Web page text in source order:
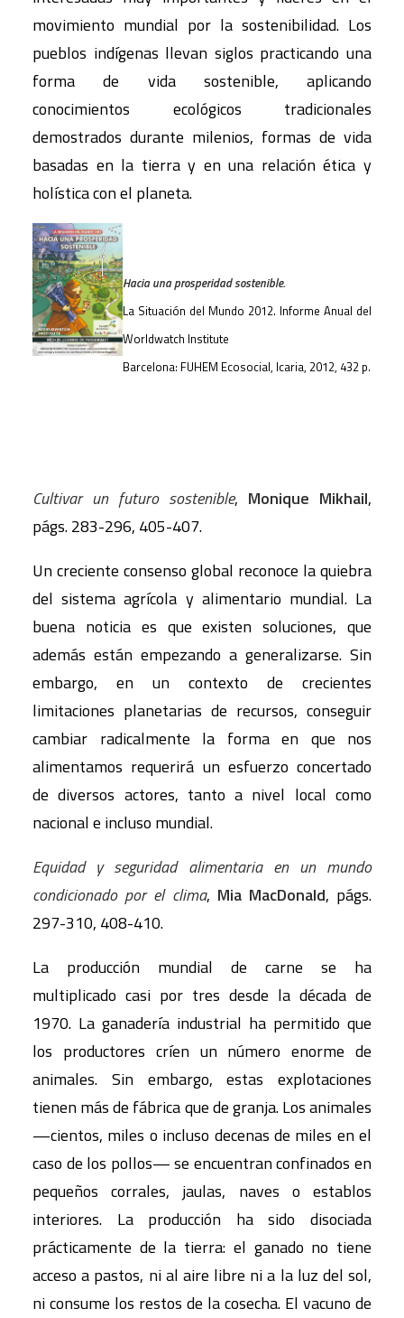
movimiento mundial por la sostenibilidad. Los
pueblos indígenas llevan siglos practicando una
forma de vida sostenible, aplicando
conocimientos ecológicos tradicionales
demostrados durante milenios, formas de vida
basadas en la tierra y en una relación ética y
holística con el planeta.
Hacia una prosperidad sostenible.
La Situación del Mundo 2012. Informe Anual del
Worldwatch Institute
Barcelona: FUHEM Ecosocial, Icaria, 2012, 432 p.
Cultivar un futuro sostenible, Monique Mikhail,
págs. 283-296, 405-407.
Un creciente consenso global reconoce la quiebra
del sistema agrícola y alimentario mundial. La
buena noticia es que existen soluciones, que
además están empezando a generalizarse. Sin
embargo, en un contexto de crecientes
limitaciones planetarias de recursos, conseguir
cambiar radicalmente la forma en que nos
alimentamos requerirá un esfuerzo concertado
de diversos actores, tanto a nivel local como
nacional e incluso mundial.
Equidad y seguridad alimentaria en un mundo
condicionado por el clima, Mia MacDonald, págs.
297-310, 408-410.
La producción mundial de carne se ha
multiplicado casi por tres desde la década de
1970. La ganadería industrial ha permitido que
los productores críen un número enorme de
animales. Sin embargo, estas explotaciones
tienen más de fábrica que de granja. Los animales
—cientos, miles o incluso decenas de miles en el
caso de los pollos— se encuentran confinados en
pequeños corrales, jaulas, naves o establos
interiores. La producción ha sido disociada
prácticamente de la tierra: el ganado no tiene
acceso a pastos, ni al aire libre ni a la luz del sol,
ni consume los restos de la cosecha. El vacuno de